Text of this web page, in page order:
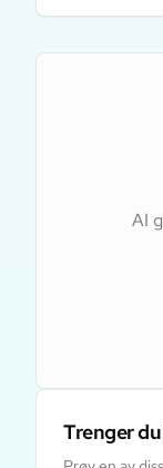
AI
Trenger